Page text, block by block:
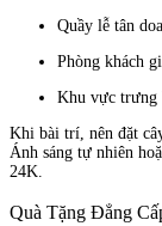
Quầy lễ tân
Phòng khách
Khu vực trưng
Khi bài trí, nên đặt
Ánh sáng tự nhiên
24K.
Quà Tặng Đẳng